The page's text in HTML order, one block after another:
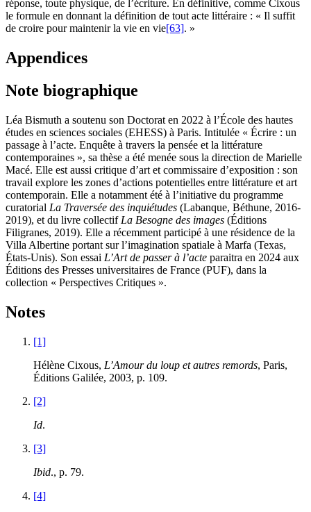
réponse, toute physique, de l’écriture. En définitive, comme Cixous
le formule en donnant la définition de tout acte littéraire : « Il suffit
de croire pour maintenir la vie en vie[63]. »
Appendices
Note biographique
Léa Bismuth a soutenu son Doctorat en 2022 à l’École des hautes
études en sciences sociales (EHESS) à Paris. Intitulée « Écrire : un
passage à l’acte. Enquête à travers la pensée et la littérature
contemporaines », sa thèse a été menée sous la direction de Marielle
Macé. Elle est aussi critique d’art et commissaire d’exposition : son
travail explore les zones d’actions potentielles entre littérature et art
contemporain. Elle a notamment été à l’initiative du programme
curatorial La Traversée des inquiétudes (Labanque, Béthune, 2016-
2019), et du livre collectif La Besogne des images (Éditions
Filigranes, 2019). Elle a récemment participé à une résidence de la
Villa Albertine portant sur l’imagination spatiale à Marfa (Texas,
États-Unis). Son essai L’Art de passer à l’acte paraitra en 2024 aux
Éditions des Presses universitaires de France (PUF), dans la
collection « Perspectives Critiques ».
Notes
[1]
Hélène Cixous, L’Amour du loup et autres remords, Paris,
Éditions Galilée, 2003, p. 109.
[2]
Id.
[3]
Ibid., p. 79.
[4]